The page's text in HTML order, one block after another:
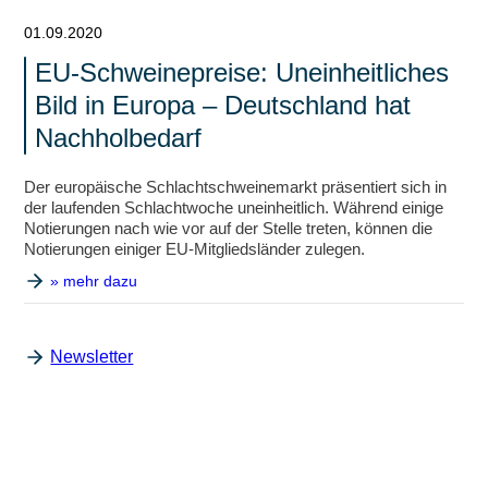
01.09.2020
EU-Schweinepreise: Uneinheitliches
Bild in Europa – Deutschland hat
Nachholbedarf
Der europäische Schlachtschweinemarkt präsentiert sich in
der laufenden Schlachtwoche uneinheitlich. Während einige
Notierungen nach wie vor auf der Stelle treten, können die
Notierungen einiger EU-Mitglieds­länder zulegen.
» mehr dazu
Newsletter